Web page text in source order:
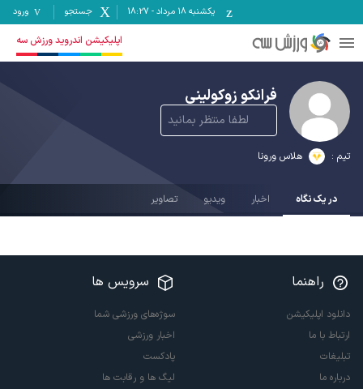
یکشنبه ۱۸ مرداد -
18:27 جستجو ورود
اپلیکیشن اندروید ورزش سه
فرانکو زوکولینی
لطفا منتظر بمانید
تیم : هلاس ورونا
در یک نگاه اخبار ویدیو تصاویر
راهنما
دانلود اپلیکیشن
ارتباط با ما
تبلیغات
درباره ما
سرویس ها
سوژه‌های ورزشی شما
اخبار ورزشی
پادکست
لیگ ها و رقابت ها